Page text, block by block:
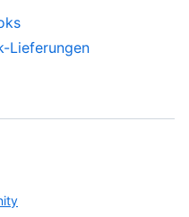
Lieferungen